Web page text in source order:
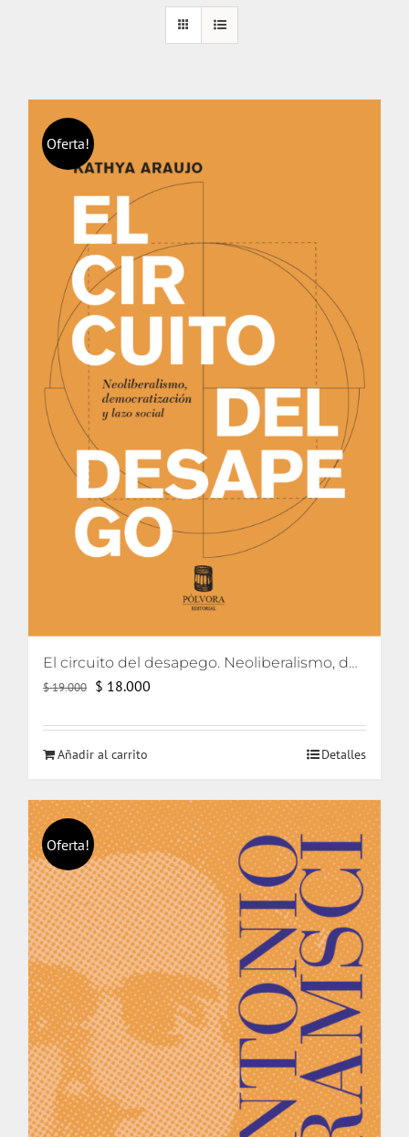
Oferta!
El circuito del desapego. Neoliberalismo, democratización y lazo social
$19.000 El
original
era:
$ 18.000
actual
Añadir al carrito Detalles
Oferta!